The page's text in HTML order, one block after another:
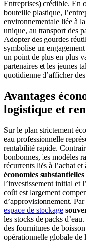
Entreprises) crédible. En
bouteille plastique,
environnementale liée à la
unique, au transport des
Adopter des gourdes
symbolise un
un point de plus en plus
partenaires et les jeunes
quotidienne d’afficher
Avantages
logistique et
Sur le plan strictement
eau professionnelle
rentabilité rapide.
bonbonnes, les modèles
récurrents liés à l’achat
économies
l’investissement initial et
coût est largement
d’approvisionnement.
espace de stockage
les stocks de packs
des fournitures de
opérationnelle globale de